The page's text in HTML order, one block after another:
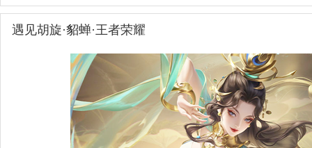
遇见胡旋·貂蝉·王者荣耀